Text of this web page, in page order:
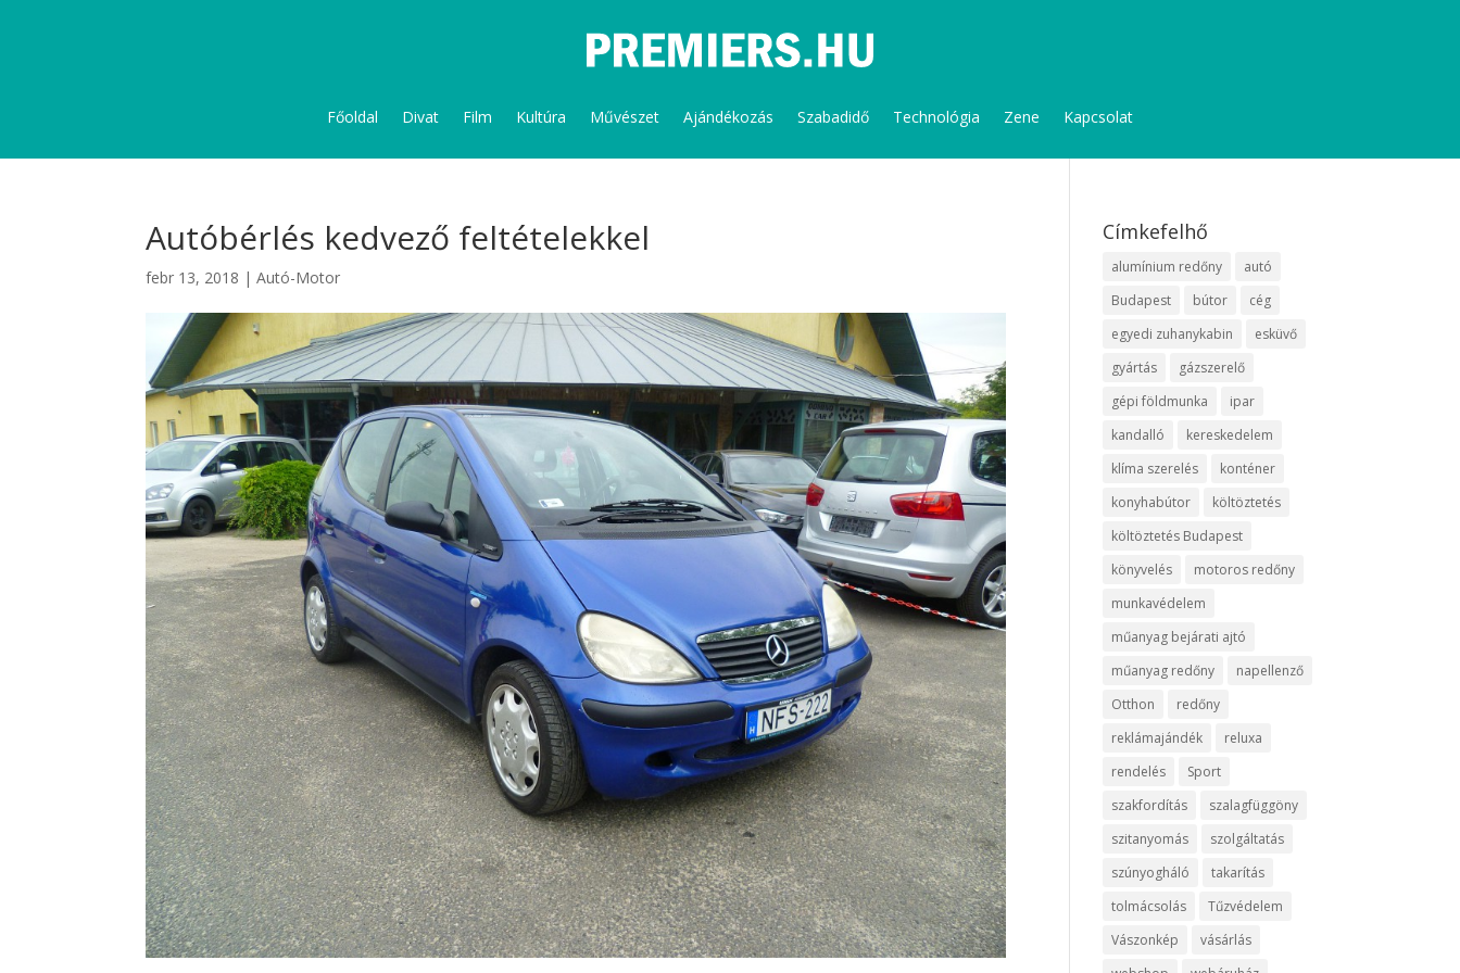
Főoldal Divat Film Kultúra Művészet Ajándékozás Szabadidő Technológia Zene Kapcsolat
Autóbérlés kedvező feltételekkel
febr 13, 2018 |Autó-Motor
Címkefelhő
alumínium redőny
autó
Budapest
bútor
cég
egyedi zuhanykabin
esküvő
gyártás
gázszerelő
gépi földmunka
ipar
kandalló
kereskedelem
klíma szerelés
konténer
konyhabútor
költöztetés
költöztetés Budapest
könyvelés
motoros redőny
munkavédelem
műanyag bejárati ajtó
műanyag redőny
napellenző
Otthon
redőny
reklámajándék
reluxa
rendelés
Sport
szakfordítás
szalagfüggöny
szitanyomás
szolgáltatás
szúnyogháló
takarítás
tolmácsolás
Tűzvédelem
Vászonkép
vásárlás